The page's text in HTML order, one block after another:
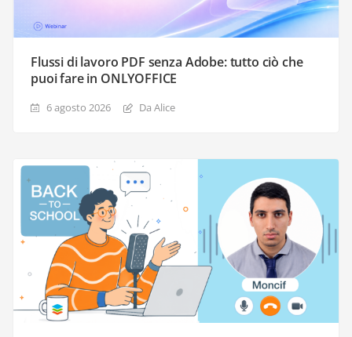
Flussi di lavoro PDF senza Adobe: tutto ciò che
puoi fare in ONLYOFFICE
6 agosto 2026 Da Alice